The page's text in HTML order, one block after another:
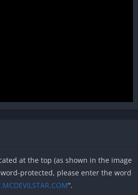
at the top (as shown in the image
protected, please enter the word
“.